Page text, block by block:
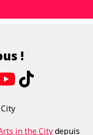
!
in the Citydepuis